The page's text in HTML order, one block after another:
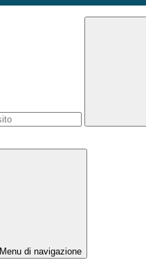
Menu di navigazione